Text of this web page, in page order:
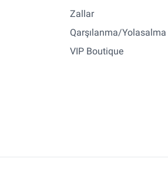
Zallar
Qarşılanma/Yolasalma
VIP Boutique